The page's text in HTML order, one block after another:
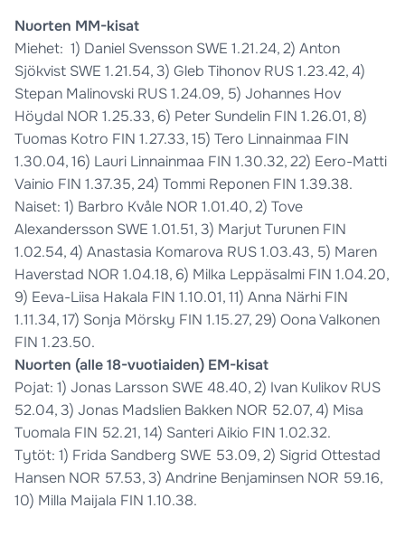
Nuorten MM-kisat
Miehet: 1) Daniel Svensson SWE 1.21.24, 2) Anton
Sjökvist SWE 1.21.54, 3) Gleb Tihonov RUS 1.23.42, 4)
Stepan Malinovski RUS 1.24.09, 5) Johannes Hov
Höydal NOR 1.25.33, 6) Peter Sundelin FIN 1.26.01, 8)
Tuomas Kotro FIN 1.27.33, 15) Tero Linnainmaa FIN
1.30.04, 16) Lauri Linnainmaa FIN 1.30.32, 22) Eero-Matti
Vainio FIN 1.37.35, 24) Tommi Reponen FIN 1.39.38.
Naiset: 1) Barbro Kvåle NOR 1.01.40, 2) Tove
Alexandersson SWE 1.01.51, 3) Marjut Turunen FIN
1.02.54, 4) Anastasia Komarova RUS 1.03.43, 5) Maren
Haverstad NOR 1.04.18, 6) Milka Leppäsalmi FIN 1.04.20,
9) Eeva-Liisa Hakala FIN 1.10.01, 11) Anna Närhi FIN
1.11.34, 17) Sonja Mörsky FIN 1.15.27, 29) Oona Valkonen
FIN 1.23.50.
Nuorten (alle 18-vuotiaiden) EM-kisat
Pojat: 1) Jonas Larsson SWE 48.40, 2) Ivan Kulikov RUS
52.04, 3) Jonas Madslien Bakken NOR 52.07, 4) Misa
Tuomala FIN 52.21, 14) Santeri Aikio FIN 1.02.32.
Tytöt: 1) Frida Sandberg SWE 53.09, 2) Sigrid Ottestad
Hansen NOR 57.53, 3) Andrine Benjaminsen NOR 59.16,
10) Milla Maijala FIN 1.10.38.